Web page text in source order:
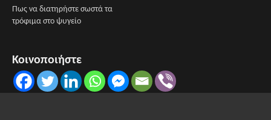
Πως να διατηρήστε σωστά τα
τρόφιμα στο ψυγείο
Κοινοποιήστε